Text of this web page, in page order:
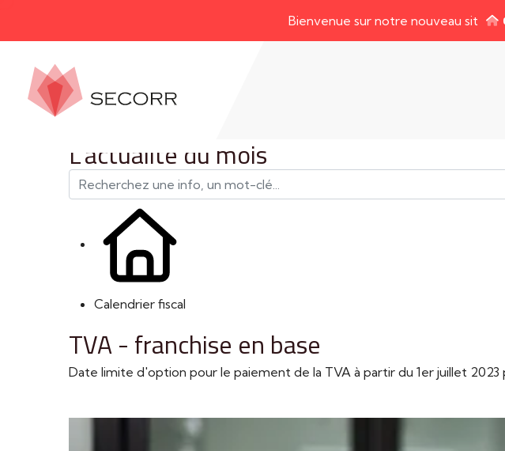
Bienvenue sur notre nouveau site web !
L'actualité du mois
Calendrier fiscal
TVA - franchise en base
Date limite d'option pour le paiement de la TVA à partir du 1er juillet